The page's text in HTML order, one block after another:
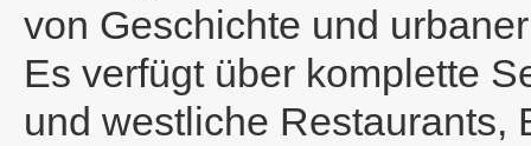
von Geschichte und
Es verfügt über komplette
und westliche Restaurants,